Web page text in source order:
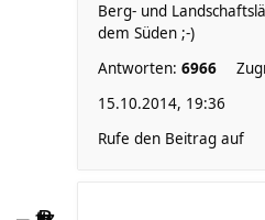
Berg- und
dem Süden ;-)
Antworten: 6966
15.10.2014, 19:36
Rufe den Beitrag auf